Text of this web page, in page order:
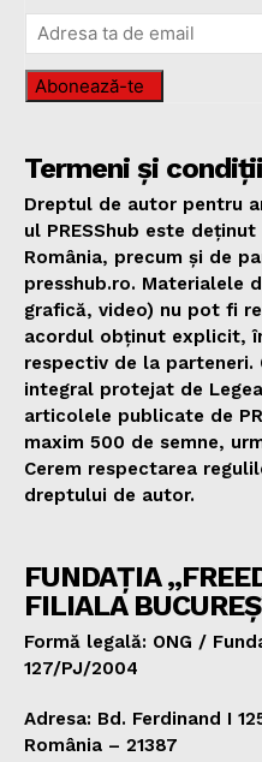
Abonează-te
Termeni și condiții
Dreptul de autor pentru
ul PRESShub este
România, precum și de
presshub.ro. Materialele
grafică, video) nu pot fi
acordul obținut explicit,
respectiv de la
integral protejat de
articolele publicate de
maxim 500 de semne,
Cerem respectarea
dreptului de autor.
FUNDAȚIA
FILIALA
Formă legală: ONG /
127/PJ/2004
Adresa: Bd. Ferdinand I
România – 21387